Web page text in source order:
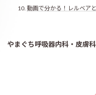
動画で分かる！レルベア
やまぐち呼吸器内科・皮膚